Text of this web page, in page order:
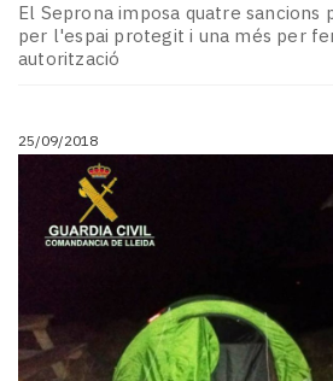
El Seprona imposa quatre
per l'espai protegit i una més per
autorització
25/09/2018